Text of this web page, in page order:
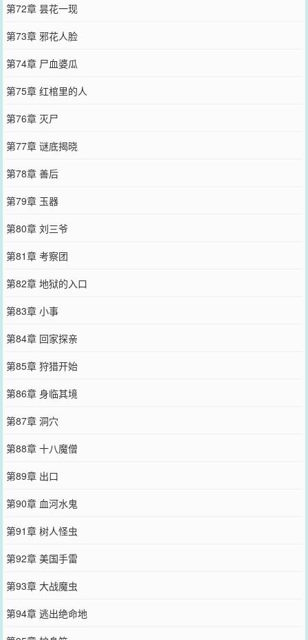
第72章 昙花一现
第73章 邪花人脸
第74章 尸血婆瓜
第75章 红棺里的人
第76章 灭尸
第77章 谜底揭晓
第78章 善后
第79章 玉器
第80章 刘三爷
第81章 考察团
第82章 地狱的入口
第83章 小事
第84章 回家探亲
第85章 狩猎开始
第86章 身临其境
第87章 洞穴
第88章 十八魔僧
第89章 出口
第90章 血河水鬼
第91章 树人怪虫
第92章 美国手雷
第93章 大战魔虫
第94章 逃出绝命地